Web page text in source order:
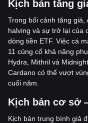
Kịch bản tăng
Trong bối cảnh tăng
halving và sự trở lại của
dòng tiền ETF. Việc cá
11 củng cố khả năng
Hydra, Mithril và
Cardano có thể vượt
cuối năm.
Kịch bản cơ sở
Kịch bản trung bình giả